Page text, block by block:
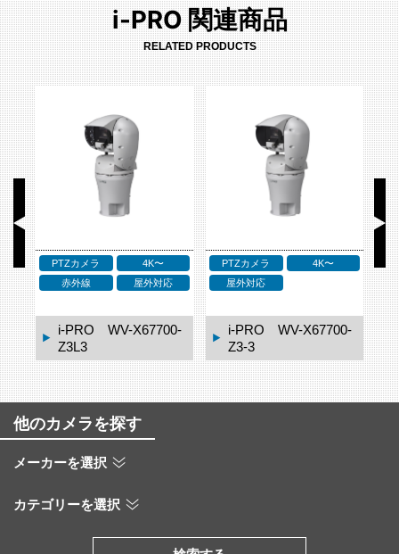
i-PRO 関連商品
RELATED PRODUCTS
PTZカメラ
4K〜
赤外線
屋外対応
i-PRO WV-X67700-
Z3L3
PTZカメラ
4K〜
屋外対応
i-PRO WV-X67700-
Z3-3
他のカメラを探す
メーカーを選択
カテゴリーを選択